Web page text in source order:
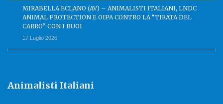
MIRABELLA ECLANO (AV) – ANIMALISTI ITALIANI, LNDC
ANIMAL PROTECTION E OIPA CONTRO LA “TIRATA DEL
CARRO” CON I BUOI
17 Luglio 2026
Animalisti Italiani